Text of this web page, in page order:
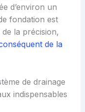
d’environ un
fondation est
la précision,
de la
de drainage
indispensables